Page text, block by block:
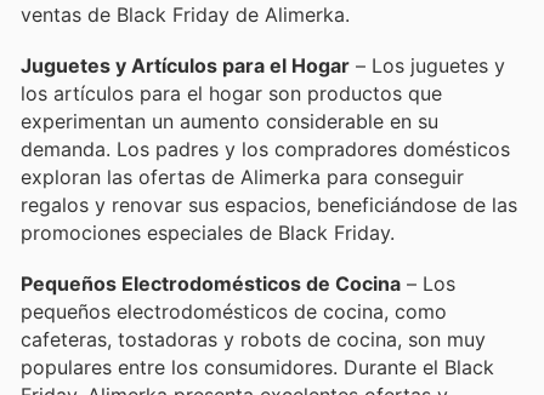
ventas de Black Friday de Alimerka.
Juguetes y Artículos para el Hogar – Los juguetes y
los artículos para el hogar son productos que
experimentan un aumento considerable en su
demanda. Los padres y los compradores domésticos
exploran las ofertas de Alimerka para conseguir
regalos y renovar sus espacios, beneficiándose de las
promociones especiales de Black Friday.
Pequeños Electrodomésticos de Cocina – Los
pequeños electrodomésticos de cocina, como
cafeteras, tostadoras y robots de cocina, son muy
populares entre los consumidores. Durante el Black